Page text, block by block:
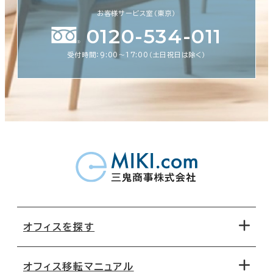
お客様サービス室（東京）
0120-534-011
受付時間：9:00〜17:00（土日祝日は除く）
オフィスを探す
オフィス移転マニュアル